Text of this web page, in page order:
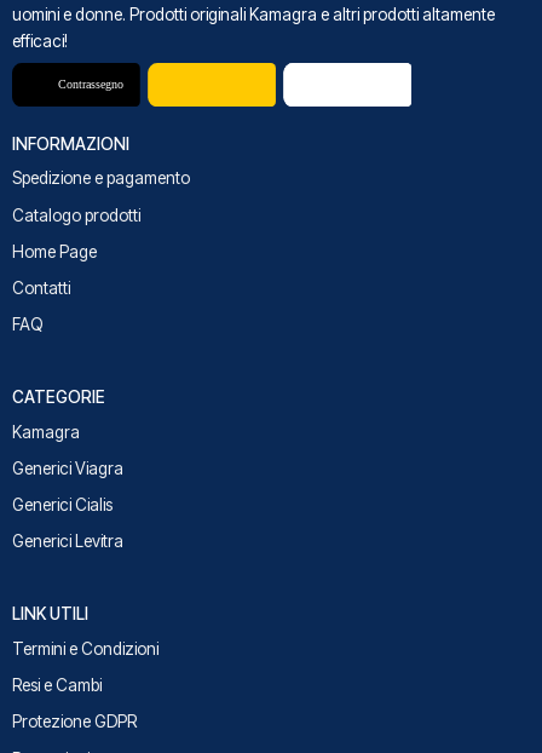
uomini e donne. Prodotti originali Kamagra e altri prodotti altamente
efficaci!
INFORMAZIONI
Spedizione e pagamento
Catalogo prodotti
Home Page
Contatti
FAQ
CATEGORIE
Kamagra
Generici Viagra
Generici Cialis
Generici Levitra
LINK UTILI
Termini e Condizioni
Resi e Cambi
Protezione GDPR